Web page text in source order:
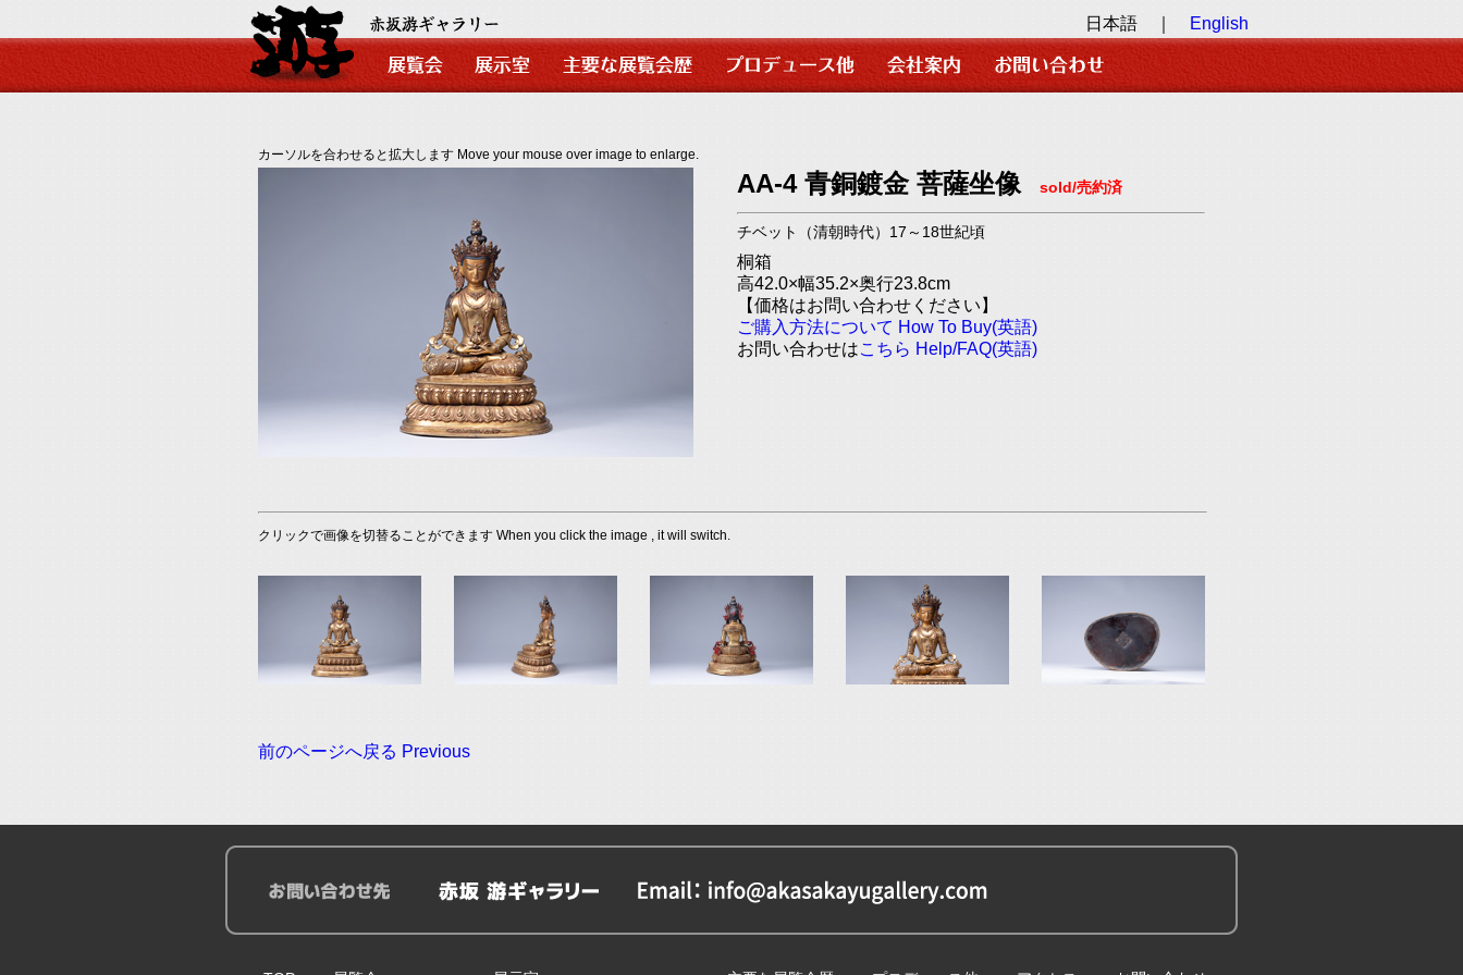
日本語 ｜ English
カーソルを合わせると拡大します Move your mouse over image to enlarge.
AA-4 青銅鍍金 菩薩坐像 sold/売約済
チベット（清朝時代）17～18世紀頃
桐箱
高42.0×幅35.2×奥行23.8cm
【価格はお問い合わせください】
ご購入方法について How To Buy(英語)
お問い合わせはこちら Help/FAQ(英語)
クリックで画像を切替ることができます When you click the image , it will switch.
前のページへ戻る Previous